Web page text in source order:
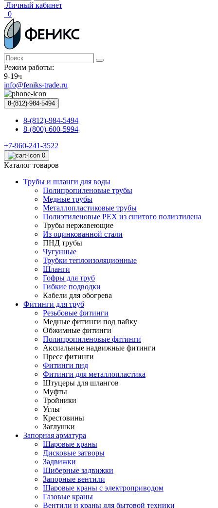
Личный кабинет
0
Режим работы:
9-19ч
info@feniks-trade.ru
8-(812)-984-5494
8-(812)-984-5494
8-(800)-600-5994
+7-960-241-3522
0
Каталог товаров
Трубы и шланги для воды
Полипропиленовые трубы
Медные трубы
Металлопластиковые трубы
Полиэтиленовые PEX из сшитого полиэтилена
Трубы нержавеющие
Из оцинкованной стали
ПНД трубы
Чугунные
Трубки теплоизоляционные
Шланги
Гофры для труб
Гибкие подводки
Кабели для обогрева
Фитинги для труб
Резьбовые фитинги
Медные фитинги под пайку
Обжимные фитинги
Полипропиленовые фитинги
Аксиальные надвижные фитинги
Пресс фитинги
Фитинги пнд
Фитинги для металлопластика
Штуцеры для шлангов
Муфты
Тройники
Углы
Крестовины
Заглушки
Запорная арматура
Шаровые краны
Дисковые затворы
Задвижки
Шиберные задвижки
Запорные вентили
Шаровые краны с электроприводом
Газовые краны
Вентили и краны для бытовой техники